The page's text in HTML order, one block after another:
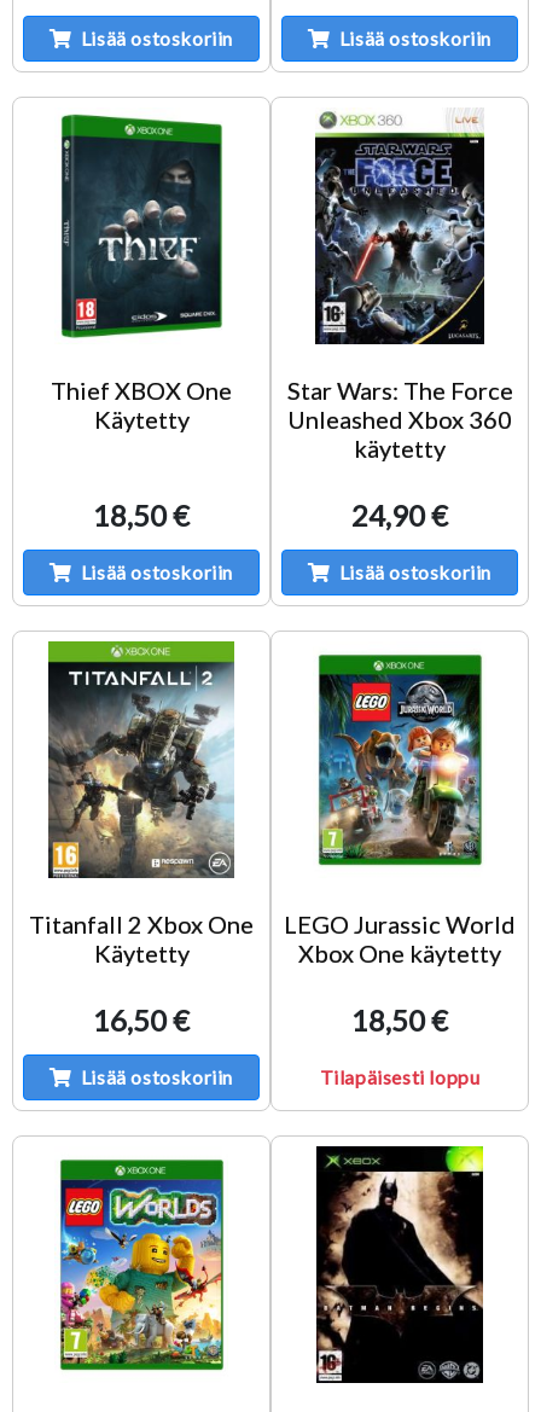
Lisää ostoskoriin Lisää ostoskoriin
Thief XBOX One
Käytetty
18,50 €
Lisää ostoskoriin
Star Wars: The Force
Unleashed Xbox 360
käytetty
24,90 €
Lisää ostoskoriin
Titanfall 2 Xbox One
Käytetty
16,50 €
Lisää ostoskoriin
LEGO Jurassic World
Xbox One käytetty
18,50 €
Tilapäisesti loppu